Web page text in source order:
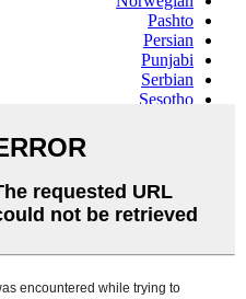
Pashto
Persian
Punjabi
Serbian
Sesotho
Samoan
Scots Gaelic
Sindhi